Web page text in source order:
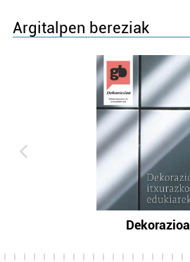
Argitalpen bereziak
Dekorazioa